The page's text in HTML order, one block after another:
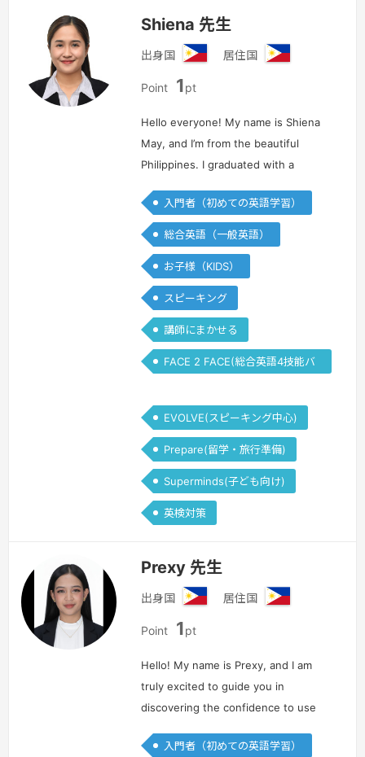
Shiena 先生
出身国
ィ
ピ
ン
居住国
ピ
ン
Point 1pt
Hello everyone! My name is Shiena
May, and I’m from the beautiful
Philippines. I graduated with a
I’m also TEFL certified. I have been
teaching English for 3 years,…
見る »
入門者（初めての英語学習）
総合英語（一般英語）
お子様（KIDS）
スピーキング
講師にまかせる
FACE 2 FACE(総合英語4技能バ
EVOLVE(スピーキング中心)
Prepare(留学・旅行準備)
Superminds(子ども向け)
英検対策
Prexy 先生
出身国
ィ
ピ
ン
居住国
ピ
ン
Point 1pt
Hello! My name is Prexy, and I am
truly excited to guide you in
discovering the confidence to use
daily life. In my lessons, I focus on
入門者（初めての英語学習）